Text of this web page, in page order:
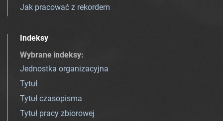
Jak pracować z rekordem
Indeksy
Wybrane indeksy:
Jednostka organizacyjna
Tytuł
Tytuł czasopisma
Tytuł pracy zbiorowej